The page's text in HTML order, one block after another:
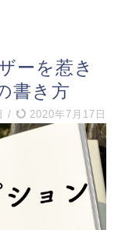
ーを惹き
書き方
/ 2020年7月17日